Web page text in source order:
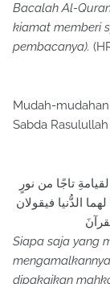
Bacalah Al-
kiamat memberi
pembacanya).
Mudah-
تاجًا من نورٍ
الدُّنيا فيقولان
Siapa saja yang
dipakaikan